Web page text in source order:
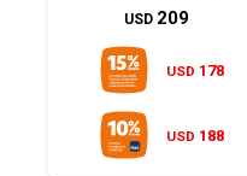
USD 209
USD 178
USD 188